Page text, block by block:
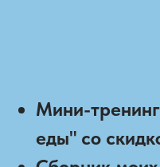
Мини-
еды" со